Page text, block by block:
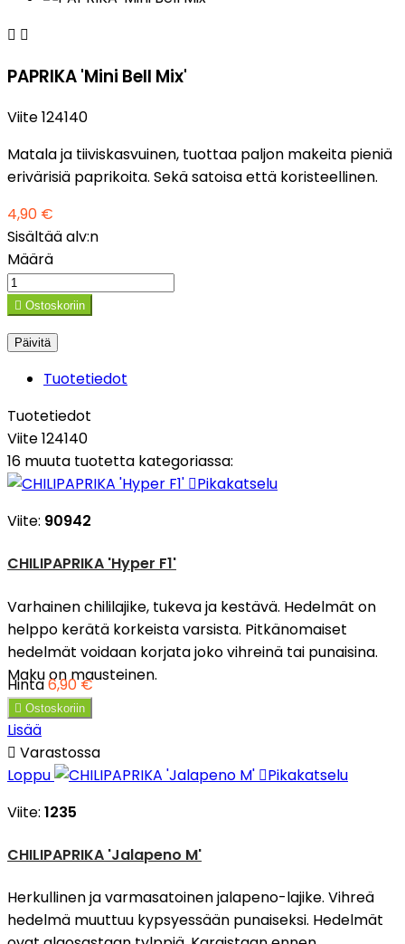
 
PAPRIKA 'Mini Bell Mix'
Viite124140
Matala ja tiiviskasvuinen, tuottaa paljon makeita pieniä
erivärisiä paprikoita. Sekä satoisa että koristeellinen.
4,90 €
Sisältää alv:n
Määrä
 Ostoskoriin
Tuotetiedot
Tuotetiedot
Viite124140
16 muuta tuotetta kategoriassa:
Pikakatselu
Viite: 90942
CHILIPAPRIKA 'Hyper F1'
Varhainen chililajike, tukeva ja kestävä. Hedelmät on
helppo kerätä korkeista varsista. Pitkänomaiset
hedelmät voidaan korjata joko vihreinä tai punaisina.
Maku on mausteinen.
Hinta6,90 €
 Ostoskoriin
Lisää
 Varastossa
Loppu
Pikakatselu
Viite: 1235
CHILIPAPRIKA 'Jalapeno M'
Herkullinen ja varmasatoinen jalapeno-lajike. Vihreä
hedelmä muuttuu kypsyessään punaiseksi. Hedelmät